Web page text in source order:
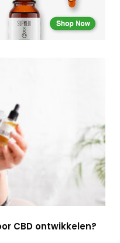
CBD ontwikkelen?